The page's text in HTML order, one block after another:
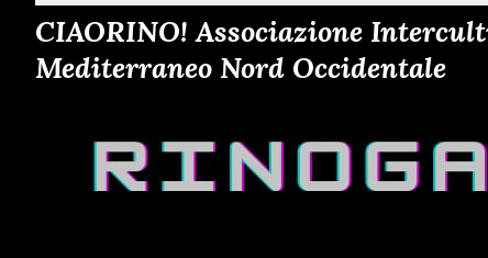
CIAORINO! Associazione
Mediterraneo Nord Occidentale